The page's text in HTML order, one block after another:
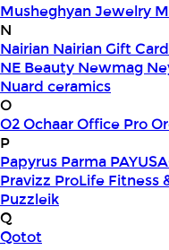
Musheghyan Jewelry
N
Nairian Nairian Gift
NE Beauty Newmag
Nuard ceramics
O
O2OchaarOffice Pro
P
Papyrus Parma
Pravizz ProLife Fitness
Puzzleik
Q
Qotot